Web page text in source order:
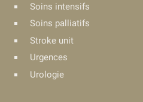
Soins intensifs
Soins palliatifs
Stroke unit
Urgences
Urologie